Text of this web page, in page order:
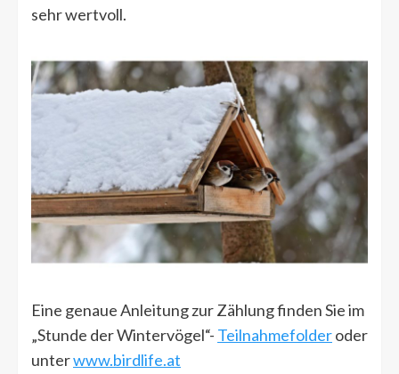
sehr wertvoll.
Eine genaue Anleitung zur Zählung finden Sie im
„Stunde der Wintervögel“- Teilnahmefolderoder
unterwww.birdlife.at